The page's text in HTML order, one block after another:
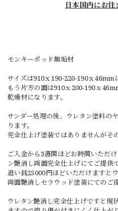
日本国内にお住
モンキーポッド無垢材
サイズは910ｘ190-220-190ｘ46mm
もう片方の面は910ｘ200-190ｘ
乾燥材になります。
サンダー処理の後、ウレタン塗料の
ります。
完全仕上げ塗装ではありませんがそ
ご入金から3週間ほどお時間いただ
ン艶消し両面完全仕上げにてご提供
追い銭25000円ほどいただけますと
両面艶消しセラウッド塗装にてのご
ウレタン艶消し完全仕上げですと現